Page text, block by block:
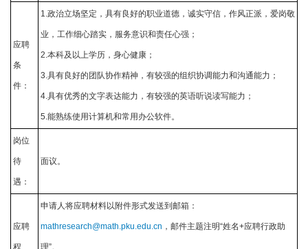
应聘
条
件：
1.政治立场坚定，具有良好的职业道德，诚实守信，作风正派，爱岗敬
业，工作细心踏实，服务意识和责任心强；
2.本科及以上学历，身心健康；
3.具有良好的团队协作精神，有较强的组织协调能力和沟通能力；
4.具有优秀的文字表达能力，有较强的英语听说读写能力；
5.能熟练使用计算机和常用办公软件。
岗位
待
遇：
面议。
应聘
程
申请人将应聘材料以附件形式发送到邮箱：
mathresearch@math.pku.edu.cn ，邮件主题注明“姓名+应聘行政助
理”。